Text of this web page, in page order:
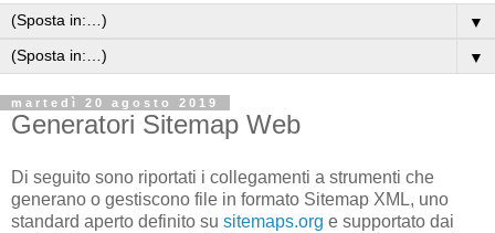
▼
▼
martedì 20 agosto 2019
Generatori Sitemap Web
Di seguito sono riportati i collegamenti a strumenti che
generano o gestiscono file in formato Sitemap XML, uno
standard aperto definito su sitemaps.org e supportato dai